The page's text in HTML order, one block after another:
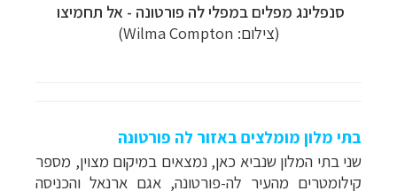
סנפלינג מפלים במפלי לה פורטונה - אל תחמיצו
(צילום: Wilma Compton
)
בתי מלון מומלצים באזור לה פורטונה
שני בתי המלון שנביא כאן, נמצאים במיקום מצוין, מספר
קילומטרים מהעיר לה-פורטונה, אגם ארנאל והכניסה